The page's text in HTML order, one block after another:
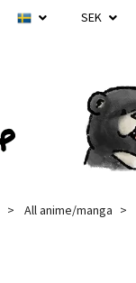
SEK
All anime/manga